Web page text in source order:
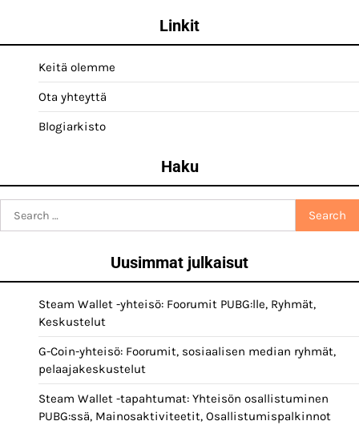
Linkit
Keitä olemme
Ota yhteyttä
Blogiarkisto
Haku
for:
Uusimmat julkaisut
Steam Wallet -yhteisö: Foorumit PUBG:lle, Ryhmät,
Keskustelut
G-Coin-yhteisö: Foorumit, sosiaalisen median ryhmät,
pelaajakeskustelut
Steam Wallet -tapahtumat: Yhteisön osallistuminen
PUBG:ssä, Mainosaktiviteetit, Osallistumispalkinnot